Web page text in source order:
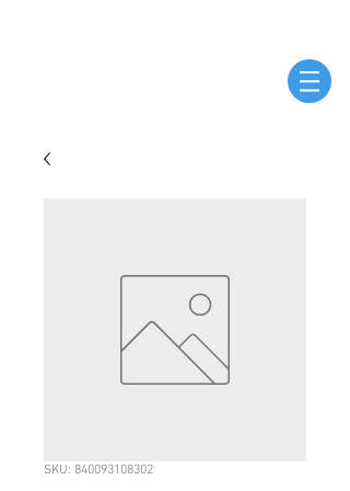
SKU: 840093108302